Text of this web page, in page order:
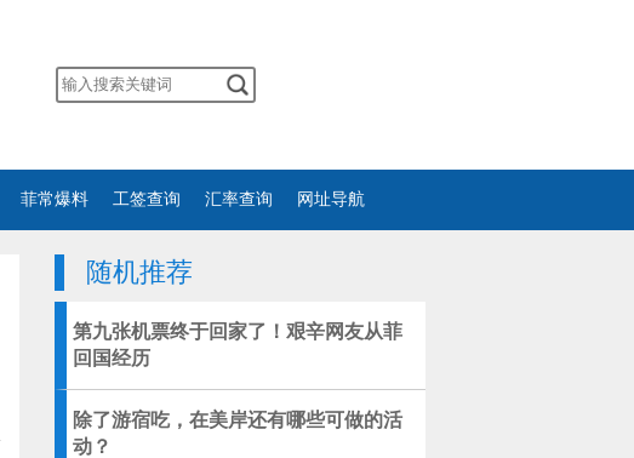
菲常爆料 工签查询 汇率查询 网址导航
随机推荐
第九张机票终于回家了！艰辛网友从菲
回国经历
除了游宿吃，在美岸还有哪些可做的活
动？